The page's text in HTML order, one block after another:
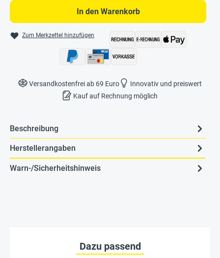
In den Warenkorb
Zum Merkzettel hinzufügen
Versandkostenfrei ab 69 Euro
Innovativ und preiswert
Kauf auf Rechnung möglich
Beschreibung
Herstellerangaben
Warn-/Sicherheitshinweis
Dazu passend